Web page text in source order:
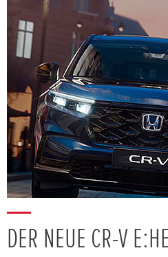
DER NEUE CR-V